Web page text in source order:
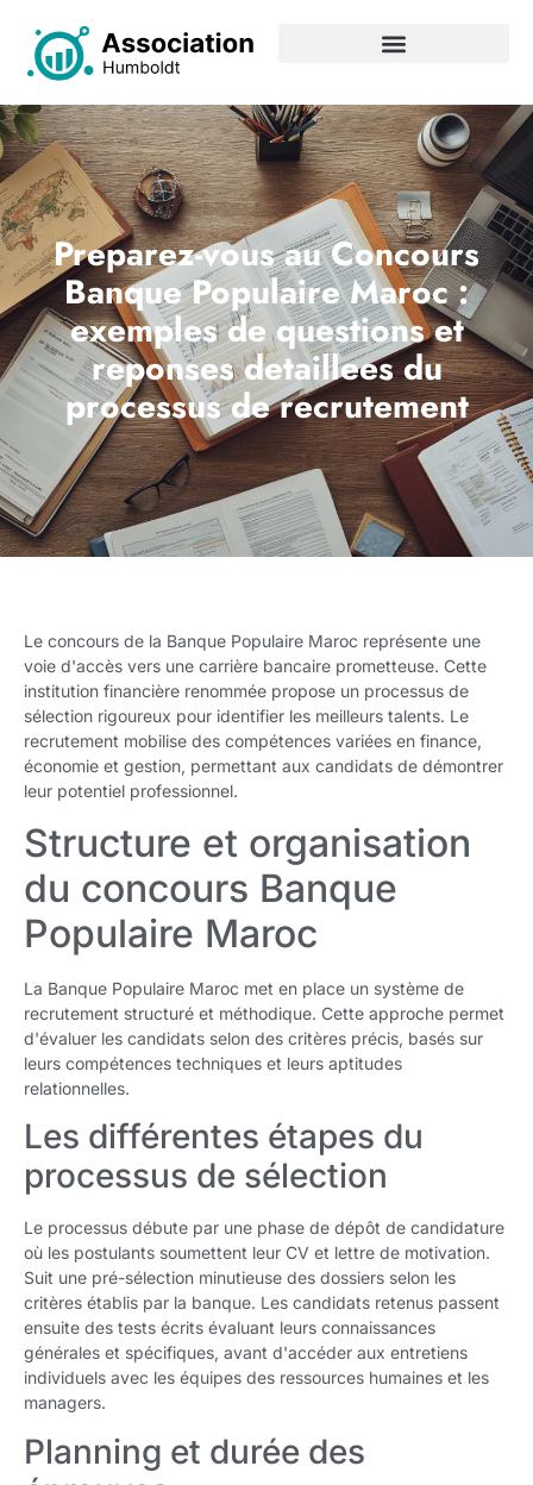
Preparez-vous au Concours
Banque Populaire Maroc :
exemples de questions et
reponses detaillees du
processus de recrutement
Le concours de la Banque Populaire Maroc représente une
voie d'accès vers une carrière bancaire prometteuse. Cette
institution financière renommée propose un processus de
sélection rigoureux pour identifier les meilleurs talents. Le
recrutement mobilise des compétences variées en finance,
économie et gestion, permettant aux candidats de démontrer
leur potentiel professionnel.
Structure et organisation
du concours Banque
Populaire Maroc
La Banque Populaire Maroc met en place un système de
recrutement structuré et méthodique. Cette approche permet
d'évaluer les candidats selon des critères précis, basés sur
leurs compétences techniques et leurs aptitudes
relationnelles.
Les différentes étapes du
processus de sélection
Le processus débute par une phase de dépôt de candidature
où les postulants soumettent leur CV et lettre de motivation.
Suit une pré-sélection minutieuse des dossiers selon les
critères établis par la banque. Les candidats retenus passent
ensuite des tests écrits évaluant leurs connaissances
générales et spécifiques, avant d'accéder aux entretiens
individuels avec les équipes des ressources humaines et les
managers.
Planning et durée des